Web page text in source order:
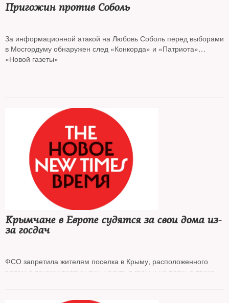
Пригожин против Соболь
За информационной атакой на Любовь Соболь перед выборами
в Мосгордуму обнаружен след «Конкорда» и «Патриота»
бизнесмена Евгения Пригожина, говорится в расследовании
«Новой газеты»
Крымчане в Европе судятся за свои дома из-
за госдач
ФСО запретила жителям поселка в Крыму, расположенного
рядом с дачами первых лиц, ходить в горы и на пляж, а также